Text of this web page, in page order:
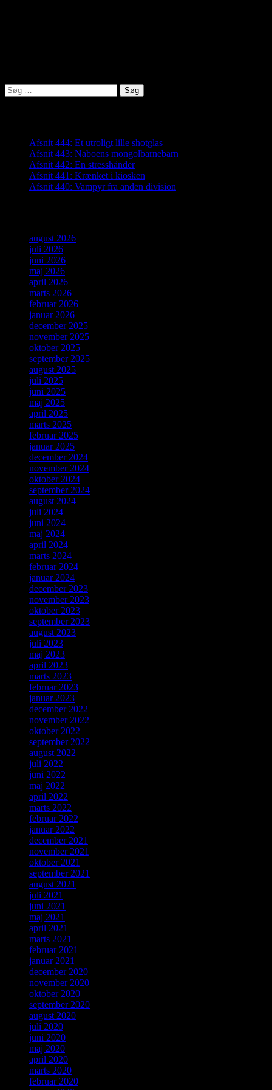
Søg
efter:
Afsnit 444: Et utroligt lille shotglas
Afsnit 443: Naboens mongolbarnebarn
Afsnit 442: En stresshånder
Afsnit 441: Krænket i kiosken
Afsnit 440: Vampyr fra anden division
august 2026
juli 2026
juni 2026
maj 2026
april 2026
marts 2026
februar 2026
januar 2026
december 2025
november 2025
oktober 2025
september 2025
august 2025
juli 2025
juni 2025
maj 2025
april 2025
marts 2025
februar 2025
januar 2025
december 2024
november 2024
oktober 2024
september 2024
august 2024
juli 2024
juni 2024
maj 2024
april 2024
marts 2024
februar 2024
januar 2024
december 2023
november 2023
oktober 2023
september 2023
august 2023
juli 2023
maj 2023
april 2023
marts 2023
februar 2023
januar 2023
december 2022
november 2022
oktober 2022
september 2022
august 2022
juli 2022
juni 2022
maj 2022
april 2022
marts 2022
februar 2022
januar 2022
december 2021
november 2021
oktober 2021
september 2021
august 2021
juli 2021
juni 2021
maj 2021
april 2021
marts 2021
februar 2021
januar 2021
december 2020
november 2020
oktober 2020
september 2020
august 2020
juli 2020
juni 2020
maj 2020
april 2020
marts 2020
februar 2020